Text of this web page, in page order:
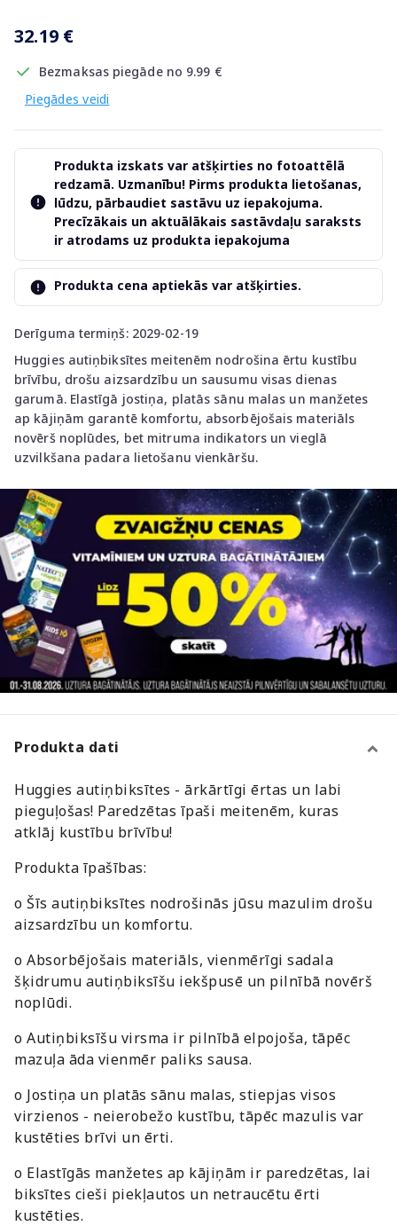
32.19 €
Bezmaksas piegāde no 9.99 €
Piegādes veidi
Derīguma termiņš: 2029-02-19
Huggies autiņbiksītes meitenēm nodrošina ērtu kustību
brīvību, drošu aizsardzību un sausumu visas dienas
garumā. Elastīgā jostiņa, platās sānu malas un manžetes
ap kājiņām garantē komfortu, absorbējošais materiāls
novērš noplūdes, bet mitruma indikators un vieglā
uzvilkšana padara lietošanu vienkāršu.
Produkta izskats var atšķirties no fotoattēlā
redzamā. Uzmanību! Pirms produkta lietošanas,
lūdzu, pārbaudiet sastāvu uz iepakojuma.
Precīzākais un aktuālākais sastāvdaļu saraksts
ir atrodams uz produkta iepakojuma
Produkta cena aptiekās var atšķirties.
Produkta dati
Huggies autiņbiksītes - ārkārtīgi ērtas un labi
pieguļošas! Paredzētas īpaši meitenēm, kuras
atklāj kustību brīvību!
Produkta īpašības:
o Šīs autiņbiksītes nodrošinās jūsu mazulim drošu
aizsardzību un komfortu.
o Absorbējošais materiāls, vienmērīgi sadala
šķidrumu autiņbiksīšu iekšpusē un pilnībā novērš
noplūdi.
o Autiņbiksīšu virsma ir pilnībā elpojoša, tāpēc
mazuļa āda vienmēr paliks sausa.
o Jostiņa un platās sānu malas, stiepjas visos
virzienos - neierobežo kustību, tāpēc mazulis var
kustēties brīvi un ērti.
o Elastīgās manžetes ap kājiņām ir paredzētas, lai
biksītes cieši piekļautos un netraucētu ērti
kustēties.